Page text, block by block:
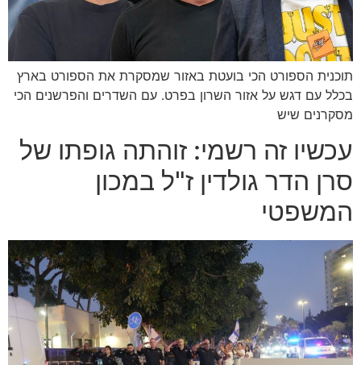
תוכנית הספורט הכי בועטת באזור שמסקרת את הספורט בארץ
בכלל עם דגש על אזור השרון בפרט. עם השדרים והפרשנים הכי
מסקרנים שיש
עכשיו זה רשמי: זוהתה גופתו של
סרן הדר גולדין ז"ל במכון
המשפטי